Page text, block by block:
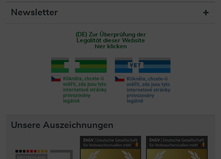
Newsletter
(DE) Zur Überprüfung der
Legalität dieser Website
hier klicken
Unsere Auszeichnungen